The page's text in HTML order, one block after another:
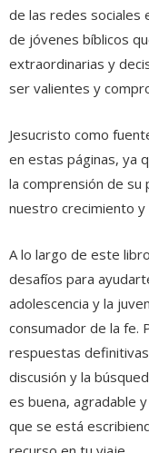
de las redes sociales
de jóvenes bíblicos
extraordinarias y
ser valientes y
Jesucristo como
en estas páginas, ya
la comprensión de su
nuestro crecimiento y
A lo largo de este
desafíos para
adolescencia y la
consumador de la fe.
respuestas
discusión y la
es buena, agradable
que se está